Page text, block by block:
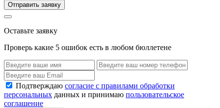
Отправить заявку
Оставьте заявку
Проверь какие 5 ошибок есть в любом бюллетене
Подтверждаю согласие с правилами обработки
персональных данных и принимаю пользовательское
соглашение